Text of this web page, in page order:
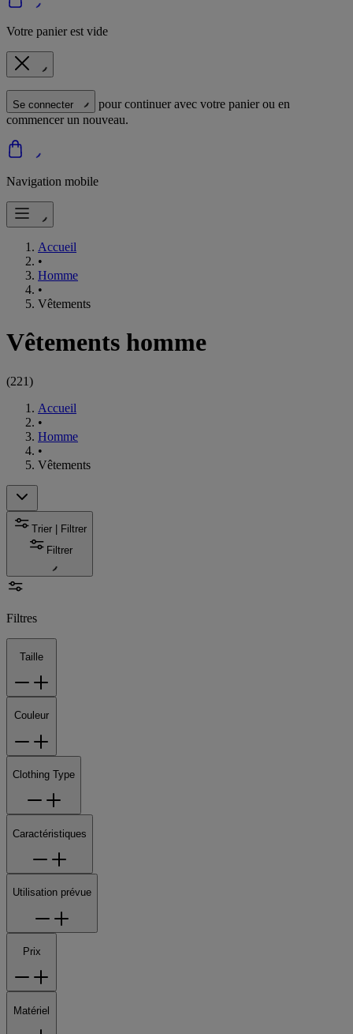
Votre panier est vide
Se connecter
pour continuer avec votre panier ou en
commencer un nouveau.
Navigation mobile
Accueil
•
Homme
•
Vêtements
Vêtements homme
(221)
Accueil
•
Homme
•
Vêtements
Trier | Filtrer
Filtrer
Filtres
Taille
Couleur
Clothing Type
Caractéristiques
Utilisation prévue
Prix
Matériel